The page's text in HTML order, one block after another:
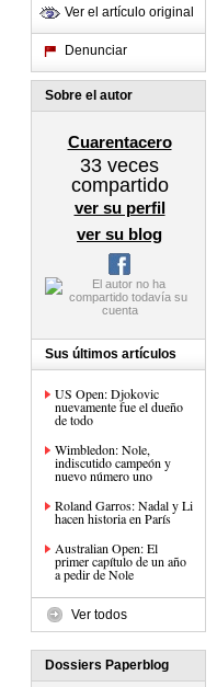
Ver el artículo original
Denunciar
Sobre el autor
Cuarentacero
33 veces
compartido
ver su perfil
ver su blog
Sus últimos artículos
US Open: Djokovic
nuevamente fue el dueño
de todo
Wimbledon: Nole,
indiscutido campeón y
nuevo número uno
Roland Garros: Nadal y Li
hacen historia en París
Australian Open: El
primer capítulo de un año
a pedir de Nole
Ver todos
Dossiers Paperblog